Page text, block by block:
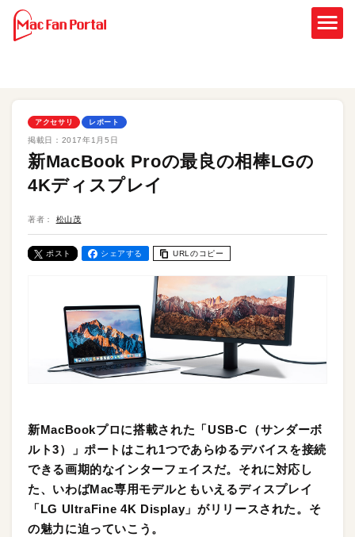
アクセサリ レポート
掲載日： 2017年1月5日
新MacBook Proの最良の相棒LGの
4Kディスプレイ
著者： 松山茂
ポスト シェアする URLのコピー
新MacBookプロに搭載された「USB-C（サンダーボ
ルト3）」ポートはこれ1つであらゆるデバイスを接続
できる画期的なインターフェイスだ。それに対応し
た、いわばMac専用モデルともいえるディスプレイ
「LG UltraFine 4K Display」がリリースされた。そ
の魅力に迫っていこう。